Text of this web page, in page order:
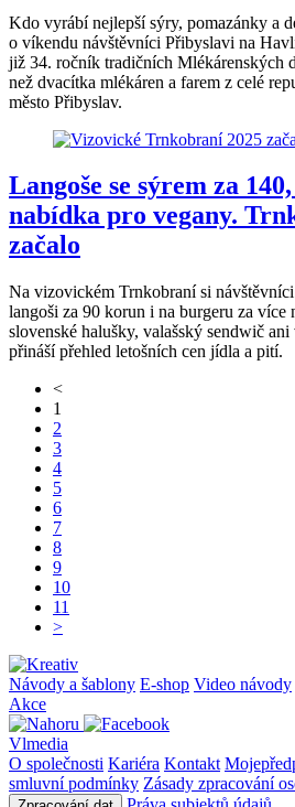
Kdo vyrábí nejlepší sýry, pomazánky a
o víkendu návštěvníci Přibyslavi na
již 34. ročník tradičních Mlékárenských
než dvacítka mlékáren a farem z celé
město Přibyslav.
Langoše se sýrem za
nabídka pro vegany.
začalo
Na vizovickém Trnkobraní si
langoši za 90 korun i na burgeru za více
slovenské halušky, valašský sendwič
přináší přehled letošních cen jídla a pití.
<
1
2
3
4
5
6
7
8
9
10
11
>
Návody a šablony E-shop Video návody
Akce
Vlmedia
O společnosti Kariéra Kontakt
smluvní podmínky Zásady zpracování